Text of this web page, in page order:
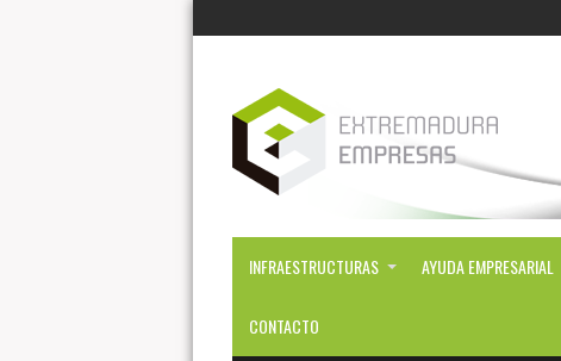
INFRAESTRUCTURAS AYUDA EMPRESARIAL
CONTACTO